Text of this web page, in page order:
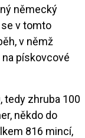
německý
v tomto
v němž
pískovcové
tedy zhruba 100
někdo do
816 mincí,